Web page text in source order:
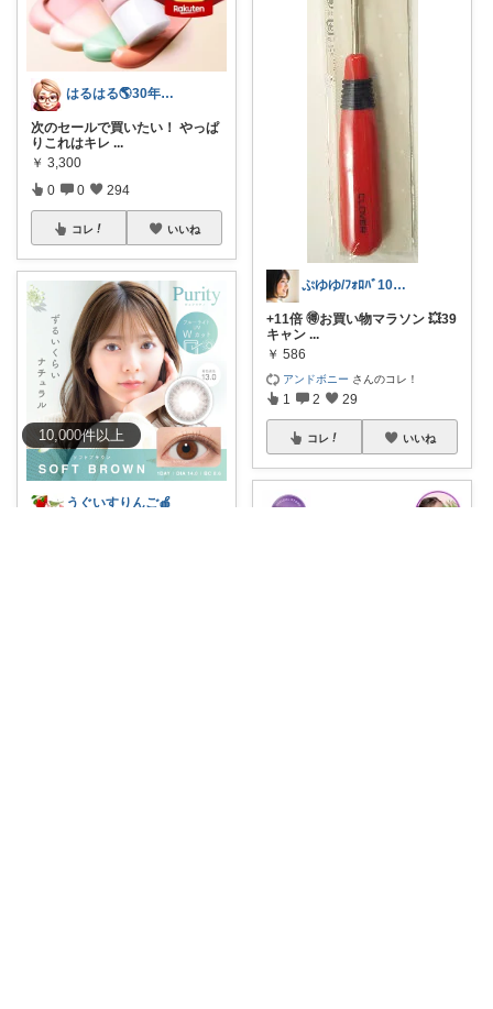
10,000件以上
はるはる🌎️30年美容マーケター
次のセールで買いたい！ やっぱ
りこれはキレ ...
￥ 3,300
0 0 294
コレ いいね
うぐいすりんご🍎
ぷゆゆ/ﾌｫﾛﾊﾞ100 ♡から経由購入
+11倍 🉐お買い物マラソン 💥39
キャン ...
￥ 586
アンドボニー さんのコレ！
1 2 29
コレ いいね